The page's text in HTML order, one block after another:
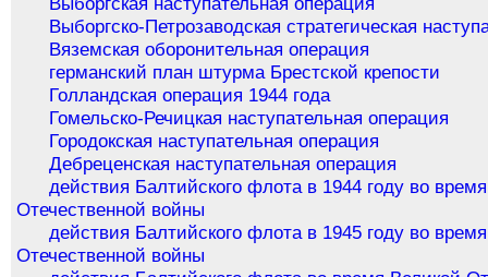
Выборгско-Петрозаводская стратегическая
Вяземская оборонительная операция
германский план штурма Брестской крепости
Голландская операция 1944 года
Гомельско-Речицкая наступательная операция
Городокская наступательная операция
Дебреценская наступательная операция
действия Балтийского флота в 1944 году во
Отечественной войны
действия Балтийского флота в 1945 году во
Отечественной войны